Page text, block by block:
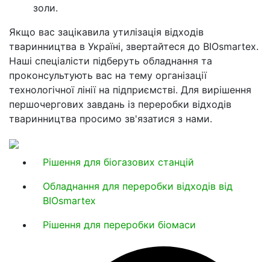
золи.
Якщо вас зацікавила утилізація відходів
тваринництва в Україні, звертайтеся до BIOsmartex.
Наші спеціалісти підберуть обладнання та
проконсультують вас на тему організації
технологічної лінії на підприємстві. Для вирішення
першочергових завдань із переробки відходів
тваринництва просимо зв'язатися з нами.
Рішення для біогазових станцій
Обладнання для переробки відходів від
BIOsmartex
Рішення для переробки біомаси